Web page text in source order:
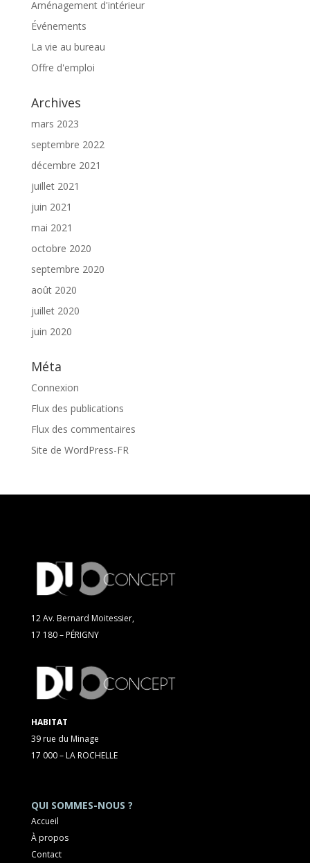
Aménagement d'intérieur
Événements
La vie au bureau
Offre d'emploi
Archives
mars 2023
septembre 2022
décembre 2021
juillet 2021
juin 2021
mai 2021
octobre 2020
septembre 2020
août 2020
juillet 2020
juin 2020
Méta
Connexion
Flux des publications
Flux des commentaires
Site de WordPress-FR
12 Av. Bernard Moitessier,
17 180 – PÉRIGNY
HABITAT
39 rue du Minage
17 000 – LA ROCHELLE
QUI SOMMES-NOUS ?
Accueil
À propos
Contact